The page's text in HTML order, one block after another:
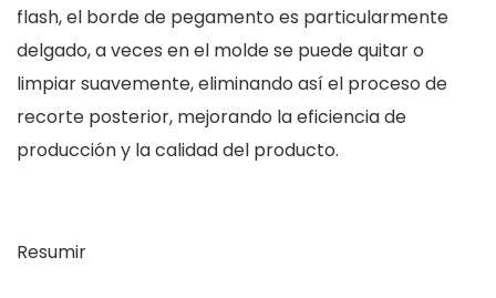
flash, el borde de pegamento es particularmente
delgado, a veces en el molde se puede quitar o
limpiar suavemente, eliminando así el proceso de
recorte posterior, mejorando la eficiencia de
producción y la calidad del producto.
Resumir